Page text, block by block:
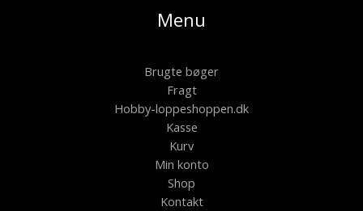
Menu
Brugte bøger
Fragt
Hobby-loppeshoppen.dk
Kasse
Kurv
Min konto
Shop
Kontakt